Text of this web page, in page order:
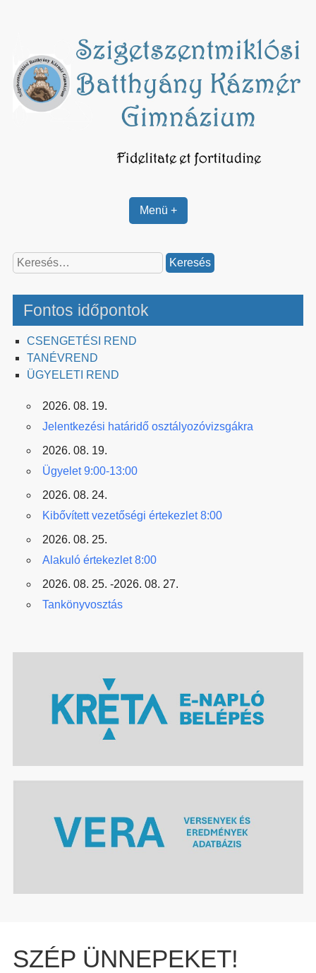
Menü +
Keresés:
Fontos időpontok
CSENGETÉSI REND
TANÉVREND
ÜGYELETI REND
2026. 08. 19.
Jelentkezési határidő osztályozóvizsgákra
2026. 08. 19.
Ügyelet 9:00-13:00
2026. 08. 24.
Kibővített vezetőségi értekezlet 8:00
2026. 08. 25.
Alakuló értekezlet 8:00
2026. 08. 25. -2026. 08. 27.
Tankönyvosztás
SZÉP ÜNNEPEKET!